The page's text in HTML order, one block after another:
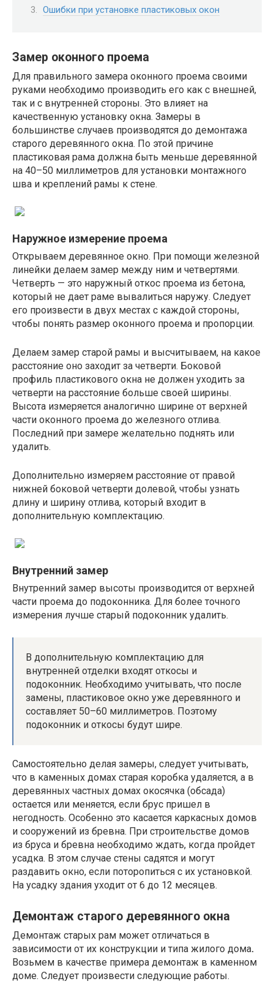
Ошибки при установке пластиковых окон
Замер оконного проема
Для правильного замера оконного проема своими
руками необходимо производить его как с внешней,
так и с внутренней стороны. Это влияет на
качественную установку окна. Замеры в
большинстве случаев производятся до демонтажа
старого деревянного окна. По этой причине
пластиковая рама должна быть меньше деревянной
на 40–50 миллиметров для установки монтажного
шва и креплений рамы к стене.
Наружное измерение проема
Открываем деревянное окно. При помощи железной
линейки делаем замер между ним и четвертями.
Четверть — это наружный откос проема из бетона,
который не дает раме вывалиться наружу. Следует
его произвести в двух местах с каждой стороны,
чтобы понять размер оконного проема и пропорции.
Делаем замер старой рамы и высчитываем, на какое
расстояние оно заходит за четверти. Боковой
профиль пластикового окна не должен уходить за
четверти на расстояние больше своей ширины.
Высота измеряется аналогично ширине от верхней
части оконного проема до железного отлива.
Последний при замере желательно поднять или
удалить.
Дополнительно измеряем расстояние от правой
нижней боковой четверти долевой, чтобы узнать
длину и ширину отлива, который входит в
дополнительную комплектацию.
Внутренний замер
Внутренний замер высоты производится от верхней
части проема до подоконника. Для более точного
измерения лучше старый подоконник удалить.
В дополнительную комплектацию для
внутренней отделки входят откосы и
подоконник. Необходимо учитывать, что после
замены, пластиковое окно уже деревянного и
составляет 50–60 миллиметров. Поэтому
подоконник и откосы будут шире.
Самостоятельно делая замеры, следует учитывать,
что в каменных домах старая коробка удаляется, а в
деревянных частных домах окосячка (обсада)
остается или меняется, если брус пришел в
негодность. Особенно это касается каркасных домов
и сооружений из бревна. При строительстве домов
из бруса и бревна необходимо ждать, когда пройдет
усадка. В этом случае стены садятся и могут
раздавить окно, если поторопиться с их установкой.
На усадку здания уходит от 6 до 12 месяцев.
Демонтаж старого деревянного окна
Демонтаж старых рам может отличаться в
зависимости от их конструкции и типа жилого дома.
Возьмем в качестве примера демонтаж в каменном
доме. Следует произвести следующие работы.